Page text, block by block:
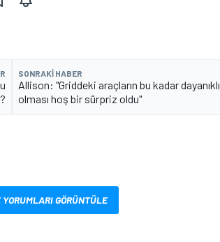
SONRAKI HABER
Allison: "Griddeki araçların bu kadar dayanıklı
olması hoş bir sürpriz oldu"
GÖRÜNTÜLE